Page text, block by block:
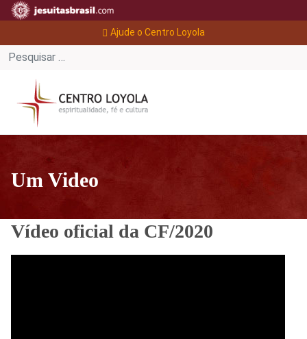
Ajude o Centro Loyola
Um Video
Vídeo oficial da CF/2020